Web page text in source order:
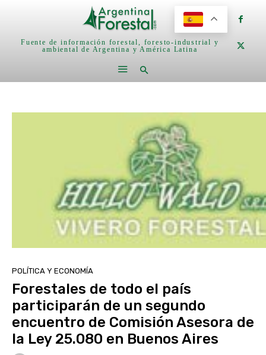
Fuente de información forestal, foresto-industrial y
ambiental de Argentina y América Latina
POLÍTICA Y ECONOMÍA
Forestales de todo el país
participarán de un segundo
encuentro de Comisión Asesora de
la Ley 25.080 en Buenos Aires